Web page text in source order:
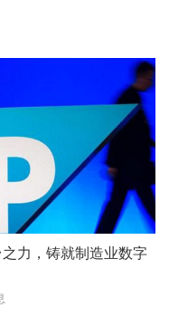
力，铸就制造业数字